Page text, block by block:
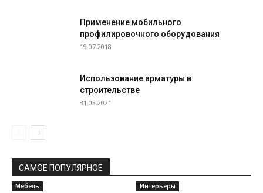
Применение мобильного
профилировочного оборудования
19.07.2018
Использование арматуры в
строительстве
31.03.2021
САМОЕ ПОПУЛЯРНОЕ
Мебель Интерьеры